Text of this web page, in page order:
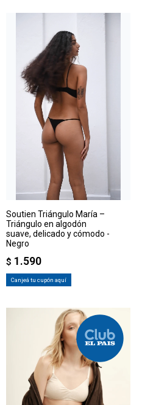
Soutien Triángulo María –
Triángulo en algodón
suave, delicado y cómodo -
Negro
$ 1.590
Canjeá tu cupón aquí